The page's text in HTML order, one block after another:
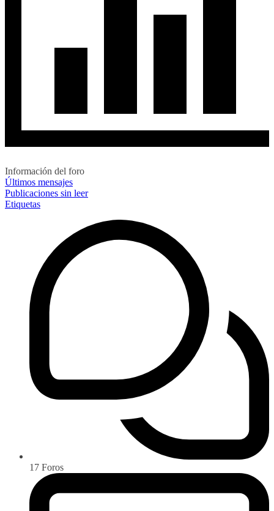
Información del foro
Últimos mensajes
Publicaciones sin leer
Etiquetas
17 Foros